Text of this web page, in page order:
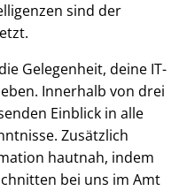
sind der
Gelegenheit, deine IT-
Innerhalb von drei
Einblick in alle
Zusätzlich
hautnah, indem
bei uns im Amt